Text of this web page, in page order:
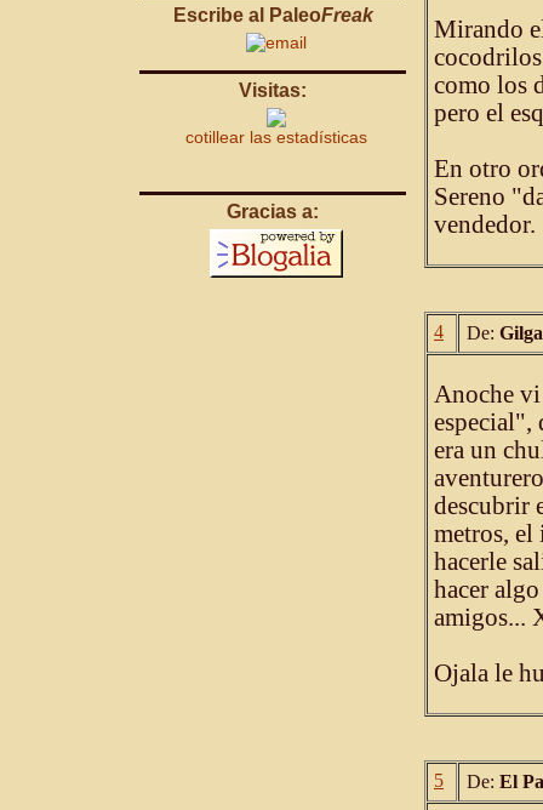
Escribe al PaleoFreak
Visitas:
cotillear las estadísticas
Gracias a:
Mirando
como los
pero el
En otro
Sereno
vendedor.
4 De:
Anoche
especial",
era un
descubrir
metros, el
hacerle
hacer
amigos...
Ojala le
5 De: El